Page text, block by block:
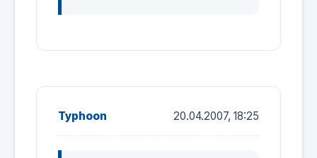
Typhoon 20.04.2007, 18:25